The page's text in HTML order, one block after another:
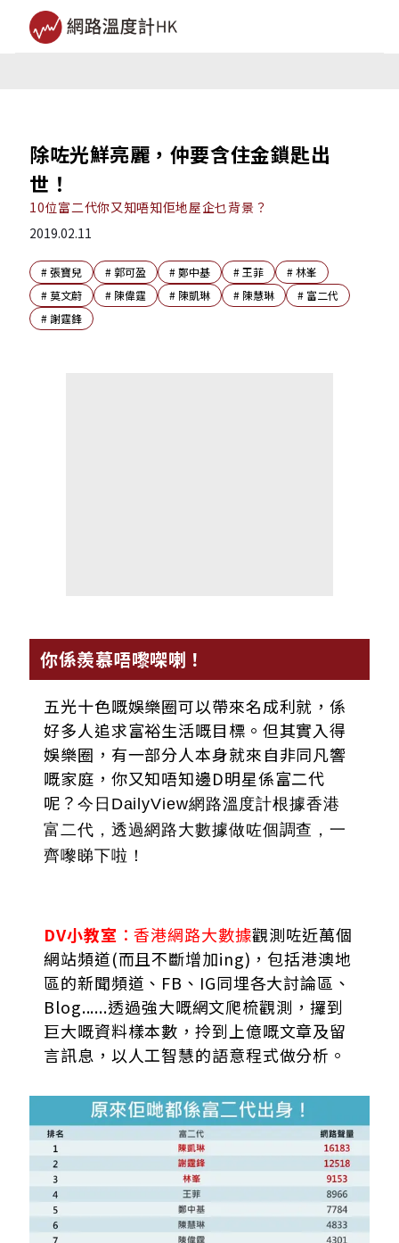
除咗光鮮亮麗，仲要含住金鎖匙出
世！
10位富二代你又知唔知佢地屋企乜背景？
2019.02.11
#張寶兒 #郭可盈 #鄭中基 #王菲 #林峯
#莫文蔚 # 陳偉霆 # 陳凱琳 # 陳慧琳 # 富二代
#謝霆鋒
你係羨慕唔嚟㗎喇！
五光十色嘅娛樂圈可以帶來名成利就，係
好多人追求富裕生活嘅目標。但其實入得
娛樂圈，有一部分人本身就來自非同凡響
嘅家庭，你又知唔知邊D明星係富二代
呢？ 今日DailyView網路溫度計根據香港
富二代，透過網路大數據做咗個調查，一
齊嚟睇下啦！
DV小教室 ：香港網路大數據觀測咗近萬個
網站頻道(而且不斷增加ing)，包括港澳地
區的新聞頻道、FB、IG同埋各大討論區、
Blog......透過強大嘅網文爬梳觀測，攞到
巨大嘅資料樣本數，拎到上億嘅文章及留
言訊息，以人工智慧的語意程式做分析。